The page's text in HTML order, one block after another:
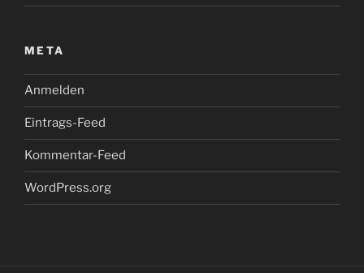
META
Anmelden
Eintrags-Feed
Kommentar-Feed
WordPress.org